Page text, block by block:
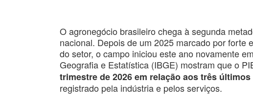
O agronegócio brasileiro chega à segunda
nacional. Depois de um 2025 marcado por forte
do setor, o campo iniciou este ano novamente
Geografia e Estatística (IBGE) mostram que o
trimestre de 2026 em relação aos três últimos
registrado pela indústria e pelos serviços.